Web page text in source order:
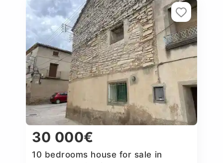
30 000€
10 bedrooms house for sale in